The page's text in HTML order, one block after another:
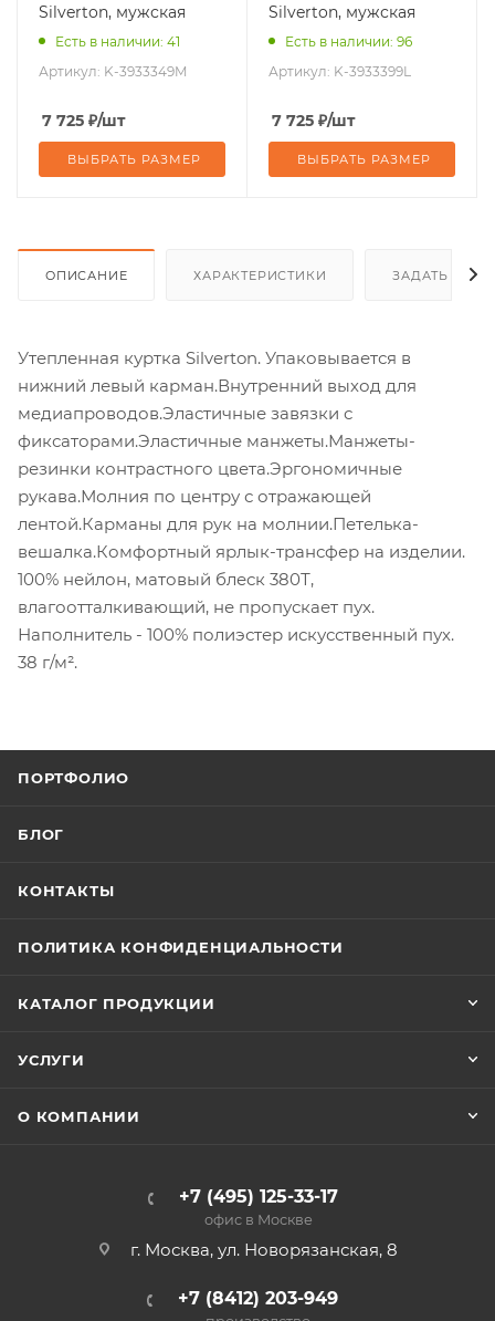
Silverton, мужская
Есть в наличии: 41
Артикул: K-3933349M
7 725 ₽/шт
ВЫБРАТЬ РАЗМЕР
Silverton, мужская
Есть в наличии: 96
Артикул: K-3933399L
7 725 ₽/шт
ВЫБРАТЬ РАЗМЕР
ОПИСАНИЕ ХАРАКТЕРИСТИКИ ЗАДАТЬ
Утепленная куртка Silverton. Упаковывается в
нижний левый карман.Внутренний выход для
медиапроводов.Эластичные завязки с
фиксаторами.Эластичные манжеты.Манжеты-
резинки контрастного цвета.Эргономичные
рукава.Молния по центру с отражающей
лентой.Карманы для рук на молнии.Петелька-
вешалка.Комфортный ярлык-трансфер на изделии.
100% нейлон, матовый блеск 380Т,
влагоотталкивающий, не пропускает пух.
Наполнитель - 100% полиэстер искусственный пух.
38 г/м².
ПОРТФОЛИО
БЛОГ
КОНТАКТЫ
ПОЛИТИКА КОНФИДЕНЦИАЛЬНОСТИ
КАТАЛОГ ПРОДУКЦИИ
УСЛУГИ
О КОМПАНИИ
+7 (495) 125-33-17
офис в Москве
г. Москва, ул. Новорязанская, 8
+7 (8412) 203-949